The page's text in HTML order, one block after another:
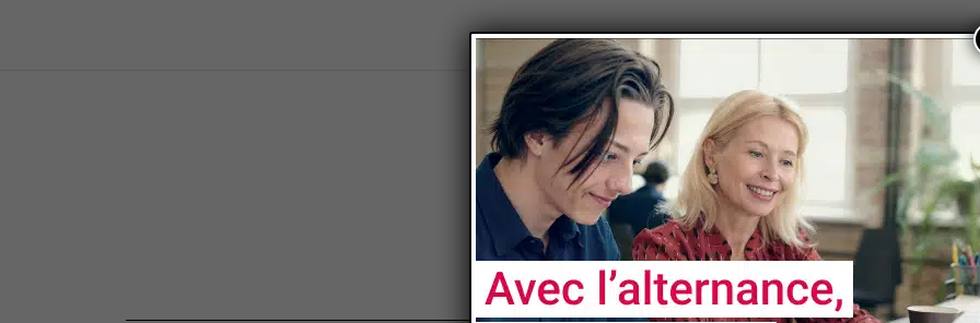
Page 2 of 87 « 1 2 3 4 5 ... 10 20 30
NOSPARTENAIRES